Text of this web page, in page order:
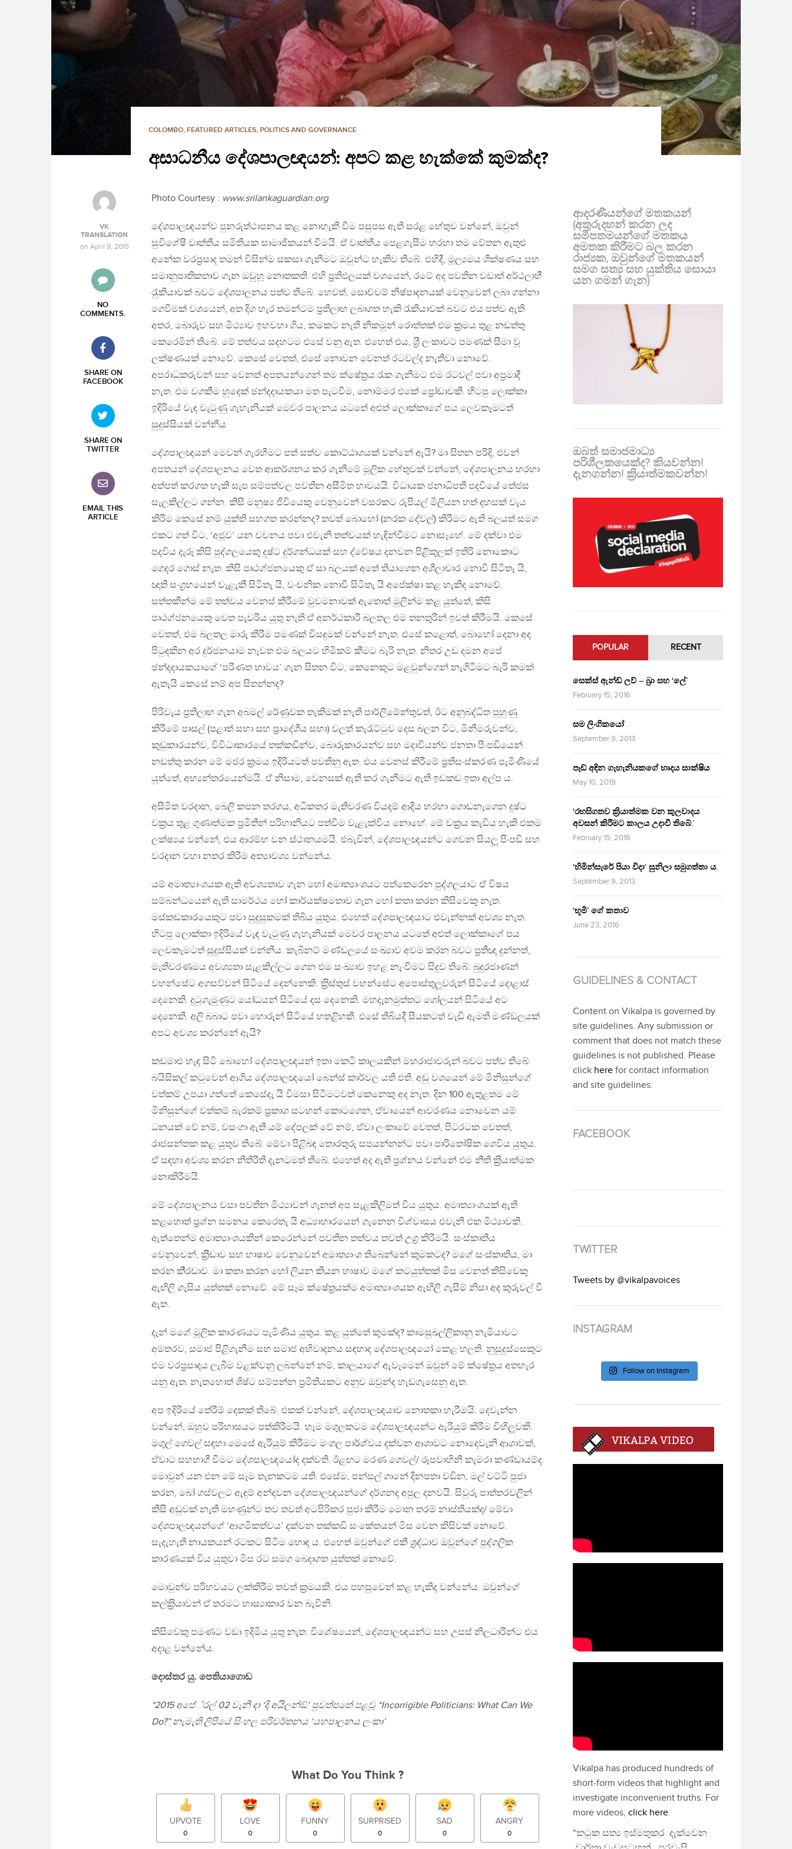
COLOMBO, FEATURED ARTICLES, POLITICS AND GOVERNANCE
අසාධනීය දේශපාලඥයන්: අපට කළ හැක්කේ කුමක්ද?
VK
TRANSLATION
on April 9, 2015
NO
COMMENTS.
SHARE ON
FACEBOOK
SHARE ON
TWITTER
EMAIL THIS
ARTICLE
Photo Courtesy : www.srilankaguardian.org
දේශපාලඥයන්ව පුනරුත්ථාපනය කළ නොහැකි වීම පසුපස ඇති සරළ හේතුව වන්නේ, ඔවුන්
සුවිශේෂී වෘත්තීය සමිතියක සාමාජිකයන් වීමයි. ඒ වෘත්තීය පෙළගැසීම හරහා තම වේතන ඇතුළු
අනේක වරප‍්‍රසාද තමන් විසින්ම සකසා ගැනීමට ඔවුන්ට හැකිව තිබේ. එහිදී, මූල්‍යමය ශික්ෂණය සහ
සමානුපාතිකතාව ගැන ඔවුහූ නොතකති. එහි ප‍්‍රතිඵලයක් වශයෙන්, රටේ අද පවතින වඩාත් අර්ථලාභී
රැුකියාවක් බවට දේශපාලනය පත්ව තිබේ. හෙවත්, සොච්චම් නිෂ්පාදනයක් වෙනුවෙන් ලබා ගන්නා
ගෙවීමක් වශයෙන්, අත දිග හැර තමන්ටම ප‍්‍රතිලාභ ලබාගත හැකි රැකියාවක් බවට එය පත්ව ඇති
අතර, බොරුව සහ මිථ්‍යාව ඉහවහා ගිය, කමකට නැති නිකමුන් රොත්තක් එම ක‍්‍රමය තුළ නඩත්තු
කෙරෙමින් තිබේ. මේ තත්වය සදහටම එසේ වනු ඇත. එහෙත් එය, ශ‍්‍රී ලංකාවට පමණක් සීමා වූ
ලක්ෂණයක් නොවේ. කෙසේ වෙතත්, එසේ නොවන වෙනත් රටවල්ද නැතිවා නොවේ.
අපරාධකරුවන් සහ වෙනත් අපතයන්ගෙන් තම ක්ෂේත‍්‍රය රැක ගැනීමට එම රටවල් පවා අප‍්‍රමාදී
නැත. එම වගකීම හුදෙක් ඡන්දදායකයා මත පැටවීම, නොම්මර එකේ ප්‍රෝඩාවකි. හිටපු ලොක්කා
ඉදිරියේ වැඳ වැටුණු ගැහැනියක් මෙවර පාලනය යටතේ අළුත් ලොක්කාගේ පය ලෙවකෑමටත්
සුදුස්සියක් වන්නීය
දේශපාලඥයන් මෙවන් ගැරහීමට පත් සත්ව කොට්ඨාශයක් වන්නේ ඇයි? මා සිතන පරිදි, එවන්
අපතයන් දේශපාලනය වෙත ආකර්ශනය කර ගැනීමේ මූලික හේතුවක් වන්නේ, දේශපාලනය හරහා
අත්පත් කරගත හැකි සැප සම්පත්වල පවතින අසීමිත භාවයයි. විධායක ජනාධිපති පදවියේ තේජස
සැලකිල්ලට ගන්න. කිසි මනුෂ්‍ය ජීවියෙකු වෙනුවෙන් වසරකට රුපියල් මිලියන හත් දහසක් වැය
කිරීම කෙසේ නම් යුක්ති සහගත කරන්නද? තවත් බොහෝ (නරක දේවල්) කිරීමට ඇති බලයත් සමග
එකට ගත් විට, ‘අජූව’ යන වචනය පවා එවැනි තත්වයක් හැඳින්වීමට නොසෑහේ. මේ දක්වා එම
පදවිය දැරූ කිසි පුද්ගලයෙකු දුෂ්ට දුර්ගන්ධයක් සහ ද්වේෂය දනවන පිළිකුලක් ඉතිරි නොකොට
ගෙදර ගොස් නැත. කිසි පෘථග්ජනයෙකු ඒ සා බලයක් අතේ තියාගෙන අශීලාචාර නොවී සිටිතැ යි,
ඥාති සංග‍්‍රහයෙන් වැළැකී සිටිතැ යි, වංචනික නොවී සිටිතැ යි අපේක්ෂා කළ හැකිද නොවේ.
සත්තකින්ම මේ තත්වය වෙනස් කිරීමේ වුවමනාවක් ඇතොත් මුලින්ම කළ යුත්තේ, කිසි
පෘථග්ජනයෙකු වෙත පැවරිය යුතු නැති ඒ අනර්ථකාරී බලතල එම තනතුරින් ඉවත් කිරීමයි. කෙසේ
වෙතත්, එම බලතල මාරු කිරීම පමණක් විසඳුමක් වන්නේ නැත. එසේ කළොත්, බොහෝ දෙනා අද
පිටුදකින අර දුර්ජනයාම නැවත එම බලයට හිමිකම් කීමට බැරි නැත. නිතර උඩ දමන අපේ
ඡන්දදායකයාගේ ‘පරිණත භාවය’ ගැන සිතන විට, කෙනෙකුට මළවුන්ගෙන් නැගිටීමට බැරි කමක්
ඇතැයි කෙසේ නම් අප සිතන්නද?
පිරිවැය ප‍්‍රතිලාභ ගැන අබමල් රේණුවක තැකීමක් නැති පාර්ලිමේන්තුවත්, ඊට අනුබද්ධිත පුහුණු
කිරීමේ පාසල් (පළාත් සභා සහ ප‍්‍රාදේශීය සභා) වලත් කැරැට්ටුව දෙස බලන විට, මිනීමරුවන්ව,
කුඩුකාරයන්ව, විවිධාකාරයේ තක්කඩින්ව, බොරුකාරයන්ව සහ මදාවියන්ව ජනතා පිංපඩියෙන්
නඩත්තු කරන මේ මජර ක‍්‍රමය ඉදිරියටත් පවතිනු ඇත. එය වෙනස් කිරීමේ ප‍්‍රතිසංස්කරණ පැමිණියේ
යුත්තේ, අභ්‍යන්තරයෙන්මයි. ඒ නිසාම, වෙනසක් ඇති කර ගැනීමට ඇති ඉඩකඩ ඉතා අල්ප ය.
අසීමිත වරදාන, බෙලි කපන තරගය, අධිකතර මැතිවරණ වියදම් ආදිය හරහා ගොඩනැගෙන දුෂ්ට
චක‍්‍රය තුළ ගුණාත්මක ප‍්‍රමිතීන් පරිහානියට පත්වීම වැළැක්විය නොහේ. මේ චක‍්‍රය කැඩිය හැකි එකම
ලක්ෂ්‍යය වන්නේ, එය ආරම්භ වන ස්ථානයමයි. එබැවින්, දේශපාලඥයන්ට ගෙවන සියලූ පිංපඩි සහ
වරදාන වහා නතර කිරීම අත්‍යාවශ්‍ය වන්නේය.
යම් අමාත්‍යාංශයක ඇති අවශ්‍යතාව ගැන හෝ අමාත්‍යාංශයට පත්කෙරෙන පුද්ගලයාට ඒ විෂය
සම්බන්ධයෙන් ඇති සාමර්ථය හෝ කාර්යක්ෂමතාව ගැන හෝ කතා කරන කිසිවෙකු නැත.
මස්කඩකාරයෙකුට පවා සුදුසුකමක් තිබිය යුතුය. එහෙත් දේශපාලඥයාට එවැන්නක් අවශ්‍ය නැත.
හිටපු ලොක්කා ඉදිරියේ වැඳ වැටුණු ගැහැනියක් මෙවර පාලනය යටතේ අළුත් ලොක්කාගේ පය
ලෙවකෑමටත් සුදුස්සියක් වන්නීය. කැබිනට් මණ්ඩලයේ සංඛ්‍යාව අවම කරන බවට ප‍්‍රතිඥා දුන්නත්,
මැතිවරණමය අවශ්‍යතා සැළකිල්ලට ගෙන එම සංඛ්‍යාව ඉහළ නැංවීමට සිදුව තිබේ. බුදුරජාණන්
වහන්සේට අගසව්වන් සිටියේ දෙන්නෙකි. ක‍්‍රිස්තුස් වහන්සේට අපොස්තුලූවරුන් සිටියේ දොළාස්
දෙනෙකි. දුටුගැමුණුට යෝධයන් සිටියේ දස දෙනෙකි. මහදැනමුත්තට ගෝලයන් සිටියේ අට
දෙනෙකි. අලි බබාට පවා හොරුන් සිටියේ හතළිහකි. එසේ තිබියදී සීයකටත් වැඩි ඇමති මණ්ඩලයක්
අපට අවශ්‍ය කරන්නේ ඇයි?
කඩමාළු හැඳ සිටි බොහෝ දේශපාලඥයන් ඉතා කෙටි කාලයකින් මහරාජාවරුන් බවට පත්ව තිබේ.
බයිසිකල් කටුවෙන් ආගිය දේශපාලඥයෝ බෙන්ස් කාර්වල යති එති. අඩු වශයෙන් මේ මිනිසුන්ගේ
වත්කම් උපයා ගත්තේ කෙසේදැ යි විමසා සිටීමටවත් කෙනෙකු අද නැත. දින 100 ඇතුළතම මේ
මිනිසුන්ගේ වත්කම් බැරකම් ප‍්‍රකාශ සටහන් කොටගෙන, ඒවායෙන් ආවරණය නොවෙන යම්
ධනයක් වේ නම්, වසංගා ඇති යම් දේපලක් වේ නම්, ඒවා ලංකාවේ වෙතත්, පිටරටක වෙතත්,
රාජසන්තක කළ යුතුව තිබේ. මේවා පිළිබඳ තොරතුරු සපයන්නන්ට පවා පාරිතෝෂික ගෙවිය යුතුය.
ඒ සඳහා අවශ්‍ය කරන නීතිරීති දැනටමත් තිබේ. එහෙත් අද ඇති ප‍්‍රශ්නය වන්නේ එම නීති ක‍්‍රියාත්මක
නොකිරීමයි.
මේ දේශපාලනය වසා පවතින මිථ්‍යාවන් ගැනත් අප සැළකිලිමත් විය යුතුය. අමාත්‍යාංශයක් ඇති
කළහොත් ප‍්‍රශ්න සමනය කෙරෙතැ යි අධ්‍යාහාරයෙන් ගැනෙන විශ්වාසය එවැනි එක මිථ්‍යාවකි.
ඇත්තෙන්ම අමාත්‍යාංශයකින් කෙරෙන්නේ පවතින තත්වය තවත් උග‍්‍ර කිරීමයි. සංස්කෘතිය
වෙනුවෙන්, ක‍්‍රීඩාව සහ භාෂාව වෙනුවෙන් අමාත්‍යාංශ තිබෙන්නේ කුමකටද? මගේ සංස්කෘතිය, මා
කරන කී‍්‍රඩාව. මා කතා කරන හෝ ලියන කියන භාෂාව මගේ කටයුත්තක් මිස වෙනත් කිසිවෙකු
ඇඟිලි ගැසිය යුත්තක් නොවේ. මේ සෑම ක්ෂේත‍්‍රයක්ම අමාත්‍යාංශයක ඇඟිලි ගැසීම් නිසා අද කුරුවල් වී
ඇත.
දැන් මගේ මූලික කාරණයට පැමිණිය යුතුය. කළ යුත්තේ කුමක්ද? කාමසුඛල්ලිකානු නැමියාවට
අමතරව, සමාජ පිළිගැනීම සහ සමාජ අභිවාදනය සඳහාද දේශපාලඥයෝ කෙළ හලති. නුසුදුස්සෙකුට
එම වරප‍්‍රසාදය ලැබීම වළක්වනු ලබන්නේ නම්, කාලයාගේ ඇවෑමෙන් ඔවුන් මේ ක්ෂේත‍්‍රය අතහැර
යනු ඇත. නැතහොත් ශිෂ්ට සම්පන්න ප‍්‍රමිතියකට අනුව ඔවුන්ද හැඩගැසෙනු ඇත.
අප ඉදිරියේ තේරීම් දෙකක් තිබේ. එකක් වන්නේ, දේශපාලඥයාව නොතකා හැරීමයි. දෙවැන්න
වන්නේ, ඔහුව පරිහාසයට පත්කිරීමයි. හැම මගුලකටම දේශපාලඥයන්ට ඇරියුම් කිරීම විහිලූවකි.
මගුල් ගෙවල් සඳහා මෙසේ ඇරියුම් කිරීමට මංගල පාර්ශ්වය දක්වන ආශාවට නොදෙවැනි ආශාවක්,
ඒවාට සහභාගී වීමට දේශපාලඥයෝද දක්වති. ඊළඟට මරණ ගෙවල්/ රූපවාහිනී කැමරා කණ්ඩායම්ද
මොවුන් යන එන මේ සෑම තැනකටම යති. එසේම, පන්සල් ගානේ දිනපතා වඩින, මල් වට්ටි පුජා
කරන, බෝ ගස්වලට ඇඳුම් අන්දවන දේශපාලඥයන්ගේ දර්ශනද අපුල දනවයි. සිවුරු පාත්තරවලින්
කිසි අඩුවක් නැති මහණුන්ට තව තවත් අටපිරිකර පුජා කිරීම මොන තරම් නාස්තියක්ද/ මේවා
දේශපාලඥයන්ගේ ‘ආගමිකත්වය’ දක්වන තක්කඩි සංකේතයන් මිස වෙන කිසිවක් නොවේ.
සැදැහැති නායකයන් රටකට සිටීම හොඳ ය. එහෙත් ඔවුන්ගේ එකී ශ‍්‍රද්ධාව ඔවුන්ගේ පුද්ගලික
කාරණයක් විය යුතුවා මිස රට සමග බෙදාගත යුත්තක් නොවේ.
මොවුන්ව පරිභවයට ලක්කිරීම තවත් ක‍්‍රමයකි. එය පහසුවෙන් කළ හැකිද වන්නේය. ඔවුන්ගේ
කල්ක‍්‍රියාවන් ඒ තරමට හාස්‍යාකාර වන බැවිනි.
කිසිවෙකු පමණට වඩා ඉදිමිය යුතු නැත. විශේෂයෙන්, දේශපාලඥයන්ට සහ උසස් නිලධාරීන්ට එය
අදාළ වන්නේය.
දොස්තර යු. පෙතියාගොඩ
*2015 අපේ‍්‍රල් 02 වැනි දා ‘දි අයිලන්ඞ්’ පුවත්පතේ පළවූ “Incorrigible Politicians: What Can We
Do?” නැමැති ලිපියේ සිංහල පරිවර්තනය ‘යහපාලනය ලංකා’
What Do You Think ?
UPVOTE
0
LOVE
0
FUNNY
0
SURPRISED
0
SAD
0
ANGRY
0
ආදරණීයන්ගේ මතකයන්
(අතුරුදහන් කරන ලද
සමීපතමයන්ගේ මතකය
අමතක කිරීමට බල කරන
රාජ්‍යක, ඔවුන්ගේ මතකයන්
සමග සත්‍ය සහ යුක්තිය සොයා
යන ගමන් ගැන)
ඔබත් සමාජමාධ්‍ය
පරිශීලකයෙක්ද? කියවන්න!
දැනගන්න! ක්‍රියාත්මකවන්න!
POPULAR RECENT
සෙක්ස් ඇන්ඩ් ලව් – බ්‍රා සහ ‘ලේ’
February 15, 2016
සම ලිංගිකයෝ
September 9, 2013
පෑඩ් අඳින ගැහැනියකගේ හෘදය සාක්ෂිය
May 10, 2019
‘රහසිගතව ක්‍රියාත්මක වන කුලවාදය
අවසන් කිරීමට කාලය උදාවී තිබේ.’
February 15, 2016
‘හිමින්සැරේ පියා විදා‘ සුනිලා සමුගත්තා ය.
September 9, 2013
‘භූමි’ ගේ කතාව
June 23, 2016
GUIDELINES & CONTACT
Content on Vikalpa is governed by
site guidelines. Any submission or
comment that does not match these
guidelines is not published. Please
click here for contact information
and site guidelines.
FACEBOOK
TWITTER
Tweets by @vikalpavoices
INSTAGRAM
Follow on Instagram
Vikalpa has produced hundreds of
short-form videos that highlight and
investigate inconvenient truths. For
more videos, click here.
"කටුක සත්‍ය ඉස්මතුකර දැක්වෙන